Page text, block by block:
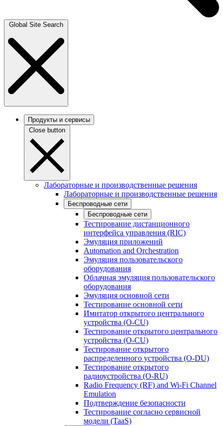
Global Site Search
Продукты и сервисы
Close button
Лабораторные и производственные решения
Лабораторные и производственные решения
Беспроводные сети
Беспроводные сети
Тестирование дистанционного
интерфейса управления (RIC)
Эмуляция приложений
Automation and Orchestration
Эмуляция пользовательского
оборудования
Облачная эмуляция пользовательского
оборудования
Эмуляция основной сети
Тестирование основной сети
Имитатор открытого центрального
устройства (O-CU)
Тестирование открытого центрального
устройства (O-CU)
Тестирование открытого
распределенного устройства (O-DU)
Тестирование открытого
радиоустройства (O-RU)
Radio Frequency (RF) and Wi-Fi Channel
Emulation
Подтверждение безопасности
Тестирование согласно сервисной
модели (TaaS)